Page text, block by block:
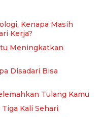
Kenapa Masih
Kerja?
Meningkatkan
Disadari Bisa
Tulang Kamu
Kali Sehari